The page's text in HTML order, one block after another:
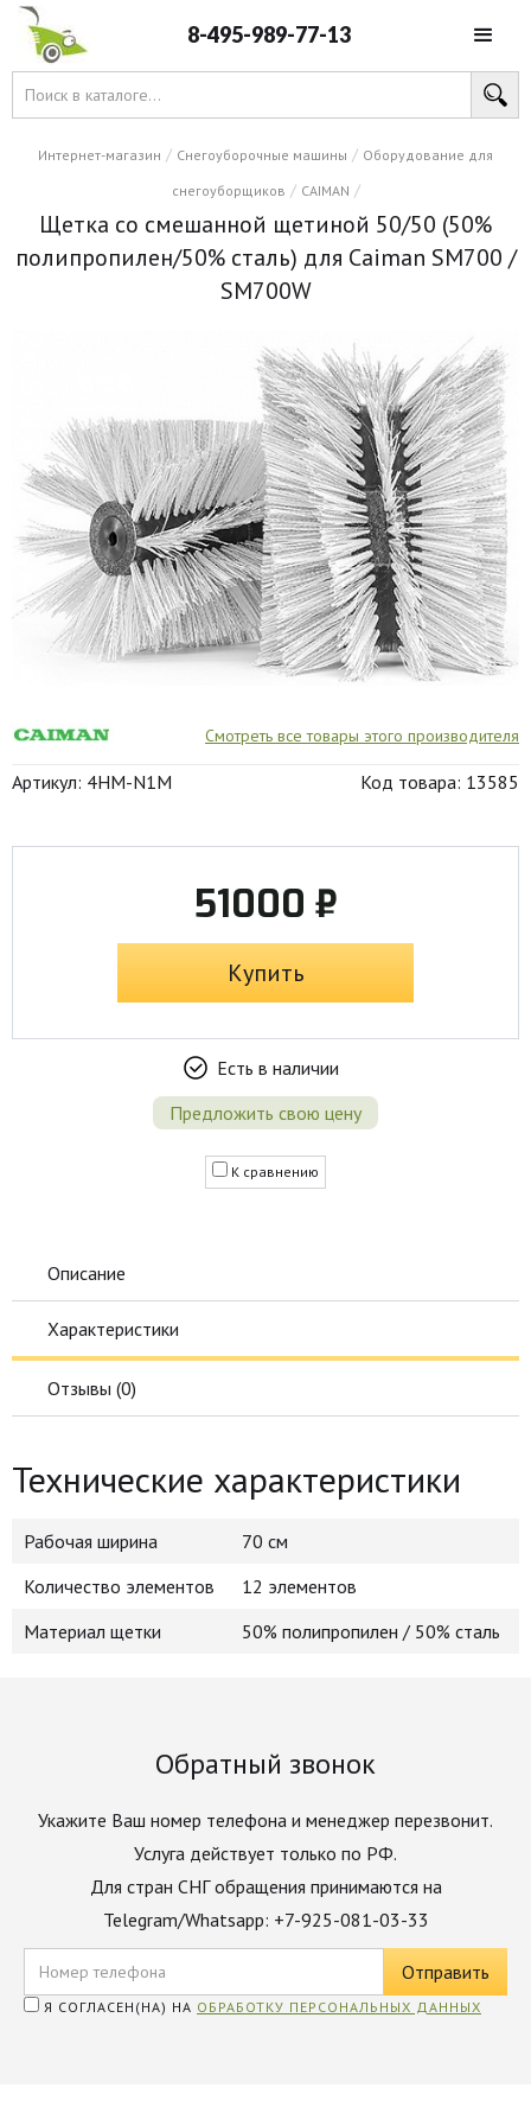
8-495-989-77-13
Интернет-магазин / Снегоуборочные машины / Оборудование для
снегоуборщиков / CAIMAN /
Щетка со смешанной щетиной 50/50 (50%
полипропилен/50% сталь) для Caiman SM700 /
SM700W
Смотреть все товары этого производителя
Артикул: 4HM-N1M Код товара: 13585
51000 ₽
Купить
Есть в наличии
Предложить свою цену
К сравнению
Описание
Характеристики
Отзывы (0)
Технические характеристики
Рабочая ширина
70 см
Количество элементов
12 элементов
Материал щетки
50% полипропилен / 50% сталь
Обратный звонок
Укажите Ваш номер телефона и менеджер перезвонит.
Услуга действует только по РФ.
Для стран СНГ обращения принимаются на
Telegram/Whatsapp: +7-925-081-03-33
Я СОГЛАСЕН(НА) НА ОБРАБОТКУ ПЕРСОНАЛЬНЫХ ДАННЫХ